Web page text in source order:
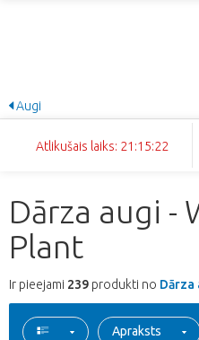
Augi
Atlikušais laiks: 21:15:21
Dārza augi -
Plant
Ir pieejami 239 produkti no Dārza
Apraksts